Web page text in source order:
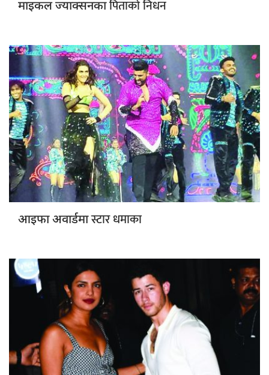
माइकल ज्याक्सनकापिताको निधन
आइफा अवार्डमास्टार धमाका